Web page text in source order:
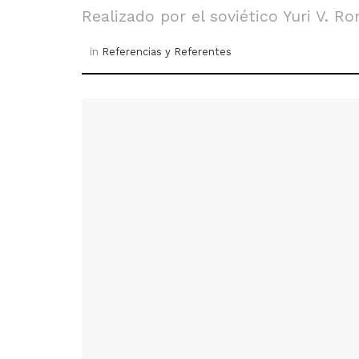
Realizado por el soviético Yuri V.
in Referencias y Referentes